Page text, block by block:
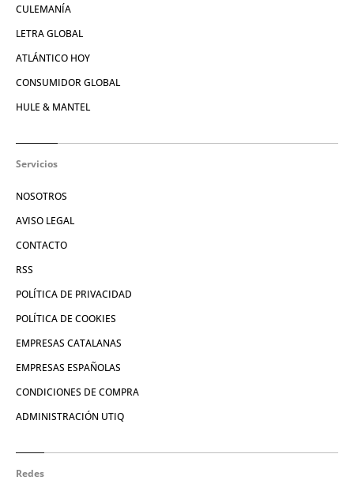
CULEMANÍA
LETRA GLOBAL
ATLÁNTICO HOY
CONSUMIDOR GLOBAL
HULE & MANTEL
Servicios
NOSOTROS
AVISO LEGAL
CONTACTO
RSS
POLÍTICA DE PRIVACIDAD
POLÍTICA DE COOKIES
EMPRESAS CATALANAS
EMPRESAS ESPAÑOLAS
CONDICIONES DE COMPRA
ADMINISTRACIÓN UTIQ
Redes